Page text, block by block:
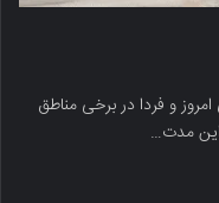
و فردا در برخی مناطق
مدت…